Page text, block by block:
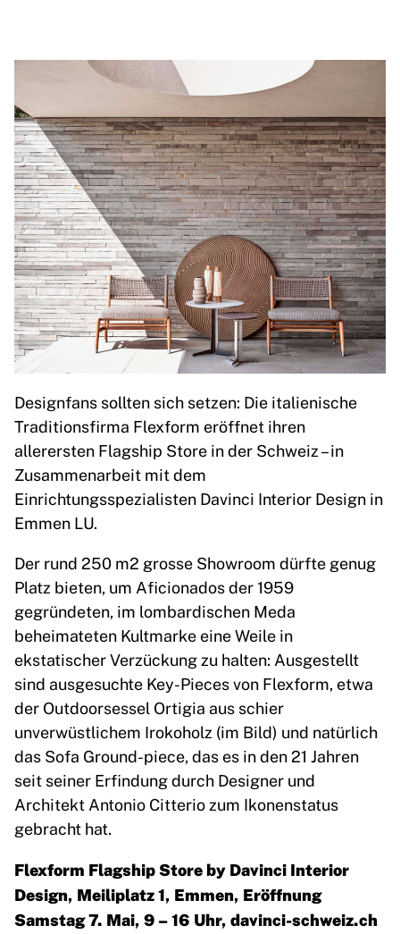
Designfans sollten sich setzen: Die italienische
Traditionsfirma Flexform eröffnet ihren
allerersten Flagship Store in der Schweiz – in
Zusammenarbeit mit dem
Einrichtungsspezialisten Davinci Interior Design in
Emmen LU.
Der rund 250 m2 grosse Showroom dürfte genug
Platz bieten, um Aficionados der 1959
gegründeten, im lombardischen Meda
beheimateten Kultmarke eine Weile in
ekstatischer Verzückung zu halten: Ausgestellt
sind ausgesuchte Key-Pieces von Flexform, etwa
der Outdoorsessel Ortigia aus schier
unverwüstlichem Irokoholz (im Bild) und natürlich
das Sofa Ground-piece, das es in den 21 Jahren
seit seiner Erfindung durch Designer und
Architekt Antonio Citterio zum Ikonenstatus
gebracht hat.
Flexform Flagship Store by Davinci Interior
Design, Meiliplatz 1, Emmen, Eröffnung
Samstag 7. Mai, 9 – 16 Uhr, davinci-schweiz.ch